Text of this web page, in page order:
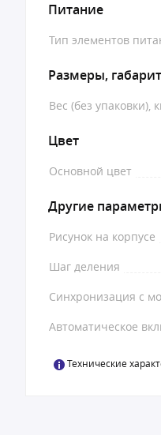
Питание
Тип элементов
Размеры,
Вес (без упаковки),
Цвет
Основной цвет
Другие
Рисунок на корпусе
Шаг деления
Синхронизация с
Автоматическое
Технические